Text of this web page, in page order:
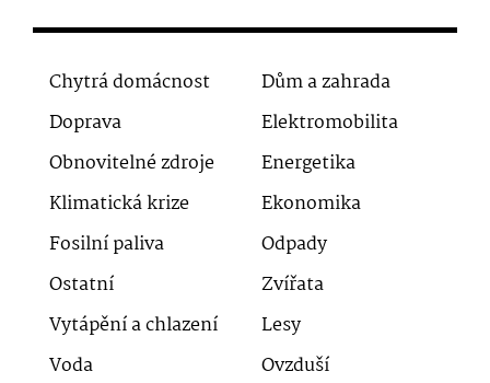
Chytrá domácnost
Dům a zahrada
Doprava
Elektromobilita
Obnovitelné zdroje
Energetika
Klimatická krize
Ekonomika
Fosilní paliva
Odpady
Ostatní
Zvířata
Vytápění a chlazení
Lesy
Voda
Ovzduší